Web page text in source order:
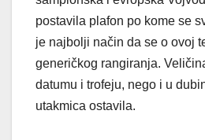
postavila plafon po kome se
je najbolji način da se o ovoj
generičkog rangiranja.
datumu i trofeju, nego i u
utakmica ostavila.